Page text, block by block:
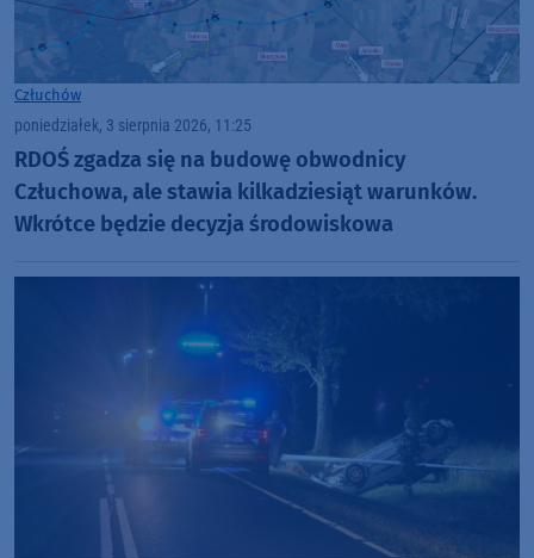
Człuchów
poniedziałek, 3 sierpnia 2026, 11:25
RDOŚ zgadza się na budowę obwodnicy
Człuchowa, ale stawia kilkadziesiąt warunków.
Wkrótce będzie decyzja środowiskowa